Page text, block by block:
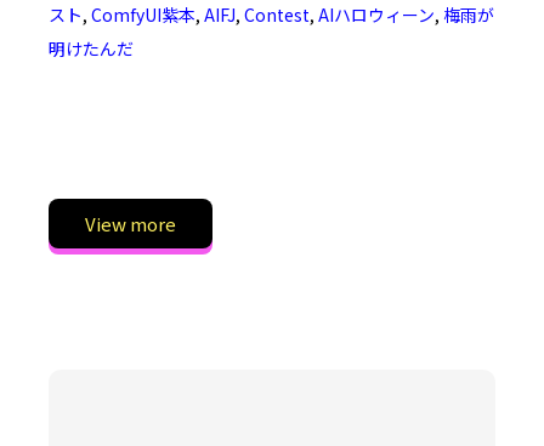
スト, ComfyUI紫本, AIFJ, Contest, AIハロウィーン, 梅雨が
明けたんだ
View more